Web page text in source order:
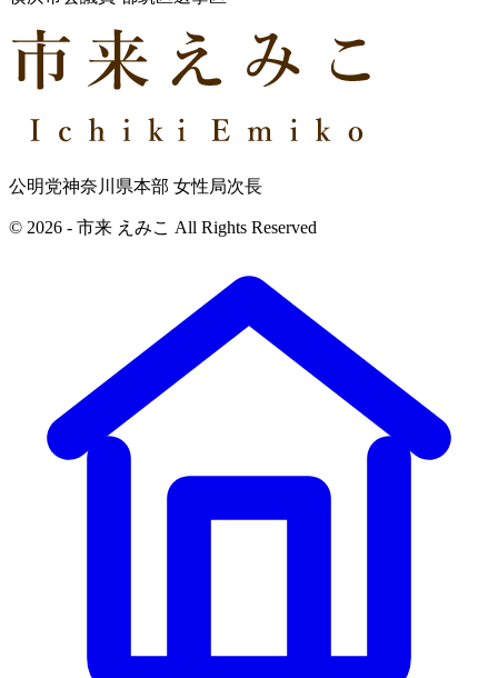
公明党神奈川県本部 女性局次長
© 2026 - 市来 えみこ All Rights Reserved